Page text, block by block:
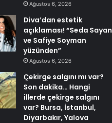
Ağustos 6, 2026
Diva’dan estetik
açıklaması! “Seda Sayan
ve Safiye Soyman
yüzünden”
Ağustos 6, 2026
Çekirge salgını mı var?
Son dakika… Hangi
illerde çekirge salgını
var? Bursa, İstanbul,
Diyarbakır, Yalova